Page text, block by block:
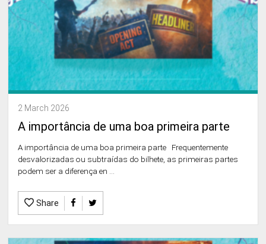
2 March 2026
A importância de uma boa primeira parte
A importância de uma boa primeira parte Frequentemente
desvalorizadas ou subtraídas do bilhete, as primeiras partes
podem ser a diferença en ...
Share